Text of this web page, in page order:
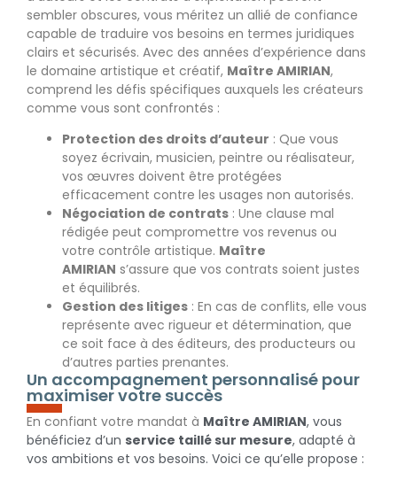
sembler obscures, vous méritez un allié de confiance
capable de traduire vos besoins en termes juridiques
clairs et sécurisés. Avec des années d’expérience dans
le domaine artistique et créatif, Maître AMIRIAN,
comprend les défis spécifiques auxquels les créateurs
comme vous sont confrontés :
Protection des droits d’auteur : Que vous
soyez écrivain, musicien, peintre ou réalisateur,
vos œuvres doivent être protégées
efficacement contre les usages non autorisés.
Négociation de contrats : Une clause mal
rédigée peut compromettre vos revenus ou
votre contrôle artistique. Maître
AMIRIAN s’assure que vos contrats soient justes
et équilibrés.
Gestion des litiges : En cas de conflits, elle vous
représente avec rigueur et détermination, que
ce soit face à des éditeurs, des producteurs ou
d’autres parties prenantes.
Un accompagnement personnalisé pour
maximiser votre succès
En confiant votre mandat à Maître AMIRIAN, vous
bénéficiez d’un service taillé sur mesure, adapté à
vos ambitions et vos besoins. Voici ce qu’elle propose :